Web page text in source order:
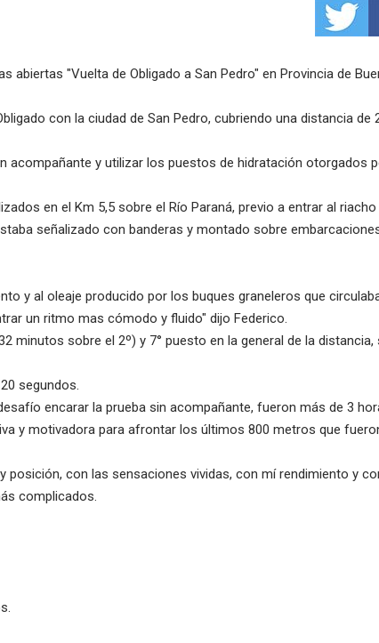
abiertas "Vuelta de Obligado a San Pedro" en Provincia de
con la ciudad de San Pedro, cubriendo una distancia de
y utilizar los puestos de hidratación otorgados
en el Km 5,5 sobre el Río Paraná, previo a entrar al riacho
señalizado con banderas y montado sobre
y al oleaje producido por los buques graneleros que
un ritmo mas cómodo y fluido" dijo Federico.
minutos sobre el 2º) y 7° puesto en la general de la distancia,
segundos.
encarar la prueba sin acompañante, fueron más de 3
y motivadora para afrontar los últimos 800 metros que
con las sensaciones vividas, con mí rendimiento y
complicados.